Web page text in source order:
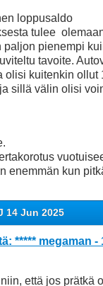
loppusaldo
tulee
paljon pienempi
tavoite.
olisi kuitenkin ollut
sillä välin olisi
enemmän kun
14 Jun 2025
***** megaman
että jos prätkä